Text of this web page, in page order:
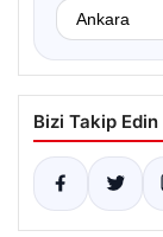
Bizi Takip Edin